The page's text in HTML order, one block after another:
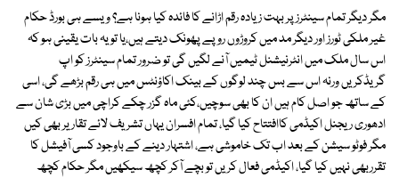
مگر دیگر تمام سینٹرز پر بہت زیادہ رقم اڑانے کا فائدہ کیا ہونا ہے؟ ویسے ہی بورڈ حکام
غیر ملکی ٹورز اور دیگر مد میں کروڑوں روپے پھونک دیتے ہیں،یا تو یہ بات یقینی ہو کہ
اس سال ملک میں انٹرنیشنل ٹیمیں آنے لگیں گی تو ضرور تمام سینٹرز کو اپ
گریڈکریں ورنہ اس سے بس چند لوگوں کے بینک اکاؤنٹس میں ہی رقم بڑھے گی، اسی
کے ساتھ جو اصل کام ہیں ان کا بھی سوچیں،کئی ماہ گزر چکے کراچی میں بڑی شان سے
ادھوری ریجنل اکیڈمی کاافتتاح کیا گیا، تمام افسران یہاں تشریف لائے تقاریر بھی کیں
مگر فوٹو سیشن کے بعد اب تک خاموشی ہے، اشتہار دینے کے باوجود کسی آفیشل کا
تقرربھی نہیں کیا گیا، اکیڈمی فعال کریں تو بچے آکر کچھ سیکھیں مگر حکام کچھ